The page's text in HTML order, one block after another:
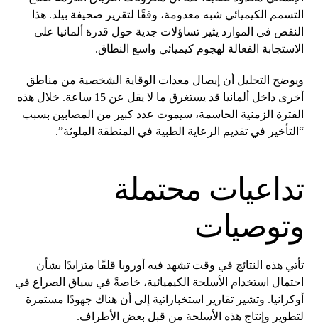
التسمم الكيميائي شبه معدومة، وفقًا لتقرير صحيفة بيلد. هذا
النقص في الموارد يثير تساؤلات جدية حول قدرة ألمانيا على
الاستجابة الفعالة لهجوم كيميائي واسع النطاق.
ويوضح التحليل أن إيصال معدات الوقاية الشخصية من مناطق
أخرى داخل ألمانيا قد يستغرق ما لا يقل عن 15 ساعة. خلال هذه
الفترة الزمنية الحاسمة، سيموت عدد كبير من المصابين بسبب
“التأخير في تقديم الرعاية الطبية في المنطقة الملوثة”.
تداعيات محتملة
وتوصيات
تأتي هذه النتائج في وقت تشهد فيه أوروبا قلقًا متزايدًا بشأن
احتمال استخدام الأسلحة الكيميائية، خاصةً في سياق الصراع في
أوكرانيا. وتشير تقارير استخباراتية إلى أن هناك جهودًا مستمرة
لتطوير وإنتاج هذه الأسلحة من قبل بعض الأطراف.